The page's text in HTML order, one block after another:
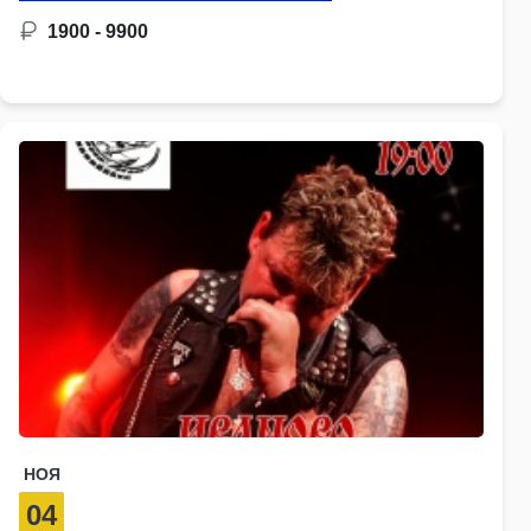
1900 - 9900
НОЯ
04